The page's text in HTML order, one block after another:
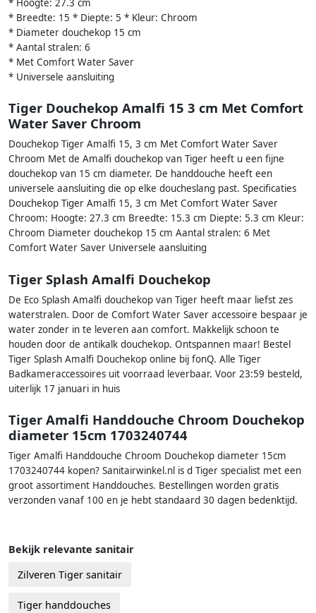
* Hoogte: 27.3 cm
* Breedte: 15 * Diepte: 5 * Kleur: Chroom
* Diameter douchekop 15 cm
* Aantal stralen: 6
* Met Comfort Water Saver
* Universele aansluiting
Tiger Douchekop Amalfi 15 3 cm Met Comfort
Water Saver Chroom
Douchekop Tiger Amalfi 15, 3 cm Met Comfort Water Saver
Chroom Met de Amalfi douchekop van Tiger heeft u een fijne
douchekop van 15 cm diameter. De handdouche heeft een
universele aansluiting die op elke doucheslang past. Specificaties
Douchekop Tiger Amalfi 15, 3 cm Met Comfort Water Saver
Chroom: Hoogte: 27.3 cm Breedte: 15.3 cm Diepte: 5.3 cm Kleur:
Chroom Diameter douchekop 15 cm Aantal stralen: 6 Met
Comfort Water Saver Universele aansluiting
Tiger Splash Amalfi Douchekop
De Eco Splash Amalfi douchekop van Tiger heeft maar liefst zes
waterstralen. Door de Comfort Water Saver accessoire bespaar je
water zonder in te leveren aan comfort. Makkelijk schoon te
houden door de antikalk douchekop. Ontspannen maar! Bestel
Tiger Splash Amalfi Douchekop online bij fonQ. Alle Tiger
Badkameraccessoires uit voorraad leverbaar. Voor 23:59 besteld,
uiterlijk 17 januari in huis
Tiger Amalfi Handdouche Chroom Douchekop
diameter 15cm 1703240744
Tiger Amalfi Handdouche Chroom Douchekop diameter 15cm
1703240744 kopen? Sanitairwinkel.nl is d Tiger specialist met een
groot assortiment Handdouches. Bestellingen worden gratis
verzonden vanaf 100 en je hebt standaard 30 dagen bedenktijd.
Bekijk relevante sanitair
Zilveren Tiger sanitair
Tiger handdouches